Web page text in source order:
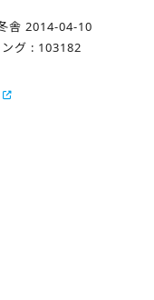
舎 2014-04-10
グ : 103182